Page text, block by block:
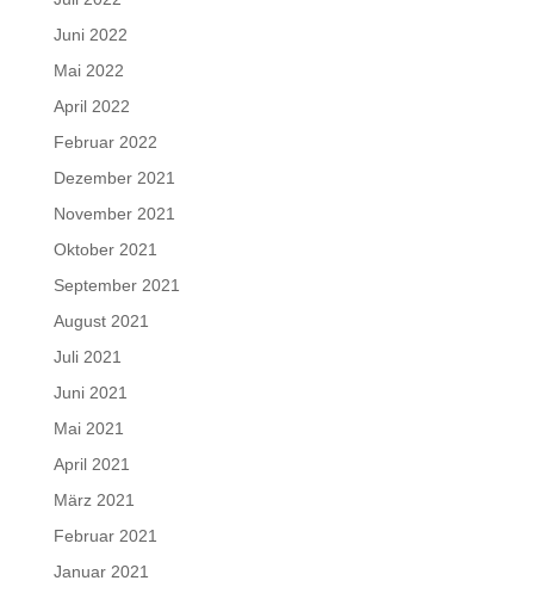
Juni 2022
Mai 2022
April 2022
Februar 2022
Dezember 2021
November 2021
Oktober 2021
September 2021
August 2021
Juli 2021
Juni 2021
Mai 2021
April 2021
März 2021
Februar 2021
Januar 2021